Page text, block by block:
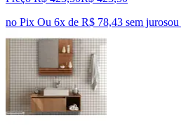
no Pix Ou 6x de R$ 78,43 sem jurosou